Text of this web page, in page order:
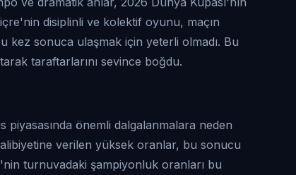
disiplinli ve kolektif oyunu, maçın
kez sonuca ulaşmak için yeterli olmadı. Bu
taraftarlarını sevince boğdu.
önemli dalgalanmalara neden
verilen yüksek oranlar, bu sonucu
turnuvadaki şampiyonluk oranları bu